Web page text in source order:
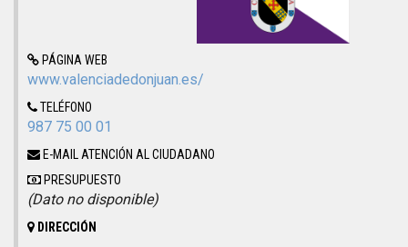
PÁGINA WEB
www.valenciadedonjuan.es/
TELÉFONO
987 75 00 01
E-MAIL ATENCIÓN AL CIUDADANO
PRESUPUESTO
(Dato no disponible)
DIRECCIÓN